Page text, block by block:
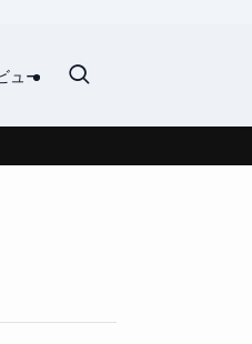
ュー